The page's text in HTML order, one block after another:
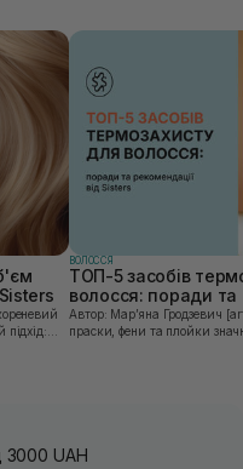
ВОЛОССЯ
ТОП-5 засобів
волосся: поради та
Sisters
Автор: Марʼяна Гродзевич [artnav] Сучасні
праски, фени та плойки
3000 UAH